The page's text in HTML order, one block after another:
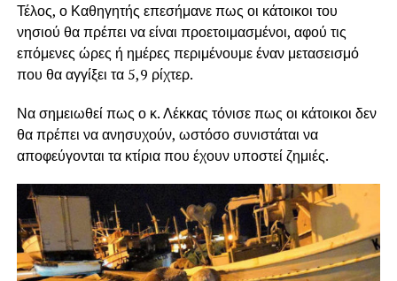
Τέλος, ο Καθηγητής επεσήμανε πως οι κάτοικοι του
νησιού θα πρέπει να είναι προετοιμασμένοι, αφού τις
επόμενες ώρες ή ημέρες περιμένουμε έναν μετασεισμό
που θα αγγίξει τα 5,9 ρίχτερ.
Να σημειωθεί πως ο κ. Λέκκας τόνισε πως οι κάτοικοι δεν
θα πρέπει να ανησυχούν, ωστόσο συνιστάται να
αποφεύγονται τα κτίρια που έχουν υποστεί ζημιές.